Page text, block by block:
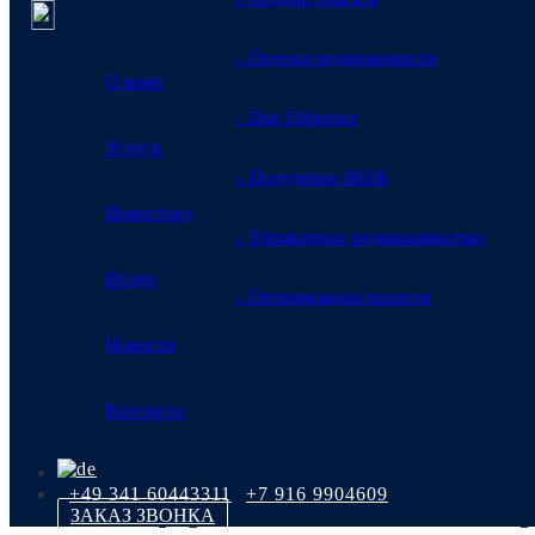
О компании
Услуги
– Оценка недвижимости
– Due Diligence
– Получение ВНЖ
– Управление недвижимостью
– Оптимизация налогов
Инвестору
Видео
Новости
Контакты
+49 341 60443311
+7 916 9904609
ЗАКАЗ ЗВОНКА
Как открыть
Одно из первых дел, которое вам предстоит сделать при
коммунальных услуг, ведения бизнеса. Мы подготовили
Общая информация о банковской